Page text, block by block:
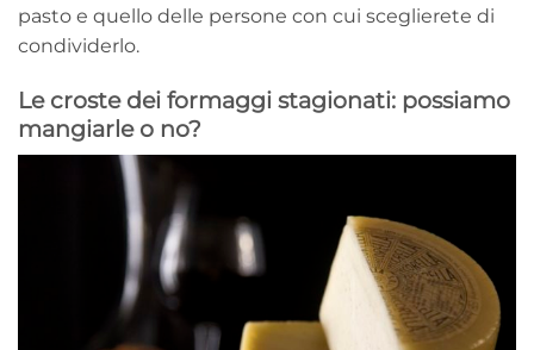
pasto e quello delle persone con cui sceglierete di
condividerlo.
Le croste dei formaggi stagionati: possiamo
mangiarle o no?